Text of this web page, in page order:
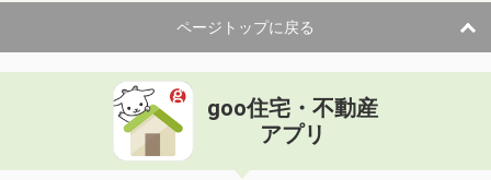
ページトップに戻る
goo住宅・不動産
アプリ